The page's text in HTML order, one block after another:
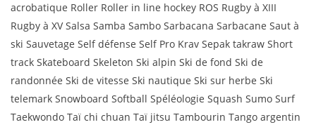
acrobatique Roller Roller in line hockey ROS Rugby à XIII
Rugby à XV Salsa Samba Sambo Sarbacana Sarbacane Saut à
ski Sauvetage Self défense Self Pro Krav Sepak takraw Short
track Skateboard Skeleton Ski alpin Ski de fond Ski de
randonnée Ski de vitesse Ski nautique Ski sur herbe Ski
telemark Snowboard Softball Spéléologie Squash Sumo Surf
Taekwondo Taï chi chuan Taï jitsu Tambourin Tango argentin